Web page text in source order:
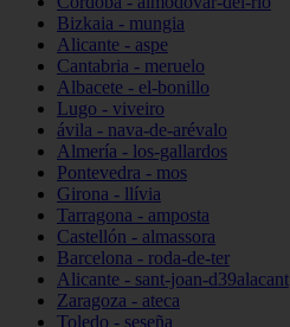
Bizkaia - mungia
Alicante - aspe
Cantabria - meruelo
Albacete - el-bonillo
Lugo - viveiro
ávila - nava-de-arévalo
Almería - los-gallardos
Pontevedra - mos
Girona - llívia
Tarragona - amposta
Castellón - almassora
Barcelona - roda-de-ter
Alicante - sant-joan-d39alacant
Zaragoza - ateca
Toledo - seseña